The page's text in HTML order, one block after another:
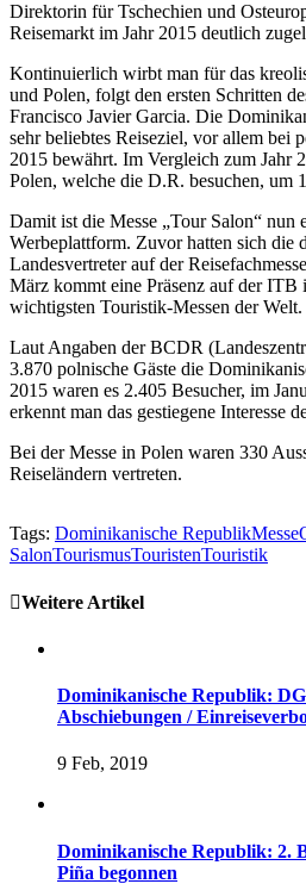
Direktorin für Tschechien und
Reisemarkt im Jahr 2015 deutlich
Kontinuierlich wirbt man für das
und Polen, folgt den ersten Schritten
Francisco Javier Garcia. Die
sehr beliebtes Reiseziel, vor allem bei
2015 bewährt. Im Vergleich zum Jahr
Polen, welche die D.R. besuchen, um
Damit ist die Messe „Tour Salon“ nun
Werbeplattform. Zuvor hatten sich die
Landesvertreter auf der
März kommt eine Präsenz auf der ITB
wichtigsten Touristik-Messen der Welt.
Laut Angaben der BCDR
3.870 polnische Gäste die
2015 waren es 2.405 Besucher, im
erkennt man das gestiegene Interesse
Bei der Messe in Polen waren 330
Reiseländern vertreten.
Tags: Dominikanische RepublikMesse
SalonTourismusTouristenTouristik
Weitere Artikel
Dominikanische Republik:
Abschiebungen /
9 Feb, 2019
Dominikanische Republik: 2.
Piña begonnen